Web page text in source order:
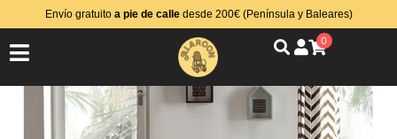
Envío gratuito a pie de calledesde 200€ (Península y Baleares)
0